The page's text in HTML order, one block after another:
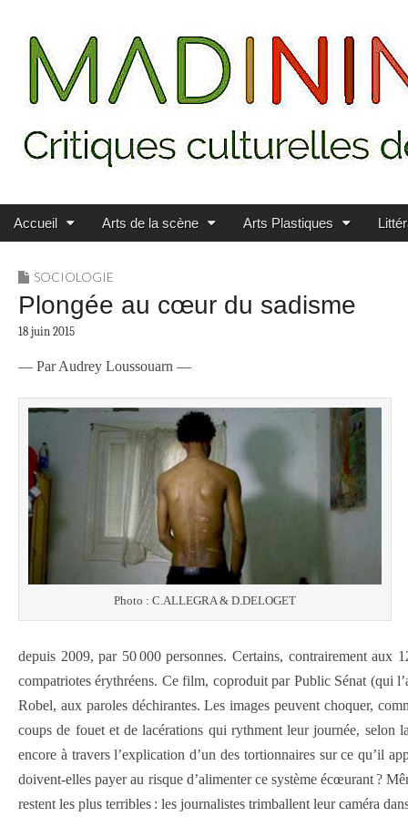
MADININ'ART
Main menu
Skip to content
Accueil Arts de la scène Arts Plastiques
SOCIOLOGIE
Plongée au cœur du sadisme
18 juin 2015
— Par Audrey Loussouarn —
Photo : C.ALLEGRA & D.DELOGET
depuis 2009, par 50 000 personnes. Certains, contrairement aux
compatriotes érythréens. Ce film, coproduit par Public Sénat (qui
Robel, aux paroles déchirantes. Les images peuvent choquer,
coups de fouet et de lacérations qui rythment leur journée, selon
encore à travers l’explication d’un des tortionnaires sur ce qu’il
doivent-elles payer au risque d’alimenter ce système écœurant ?
restent les plus terribles : les journalistes trimballent leur caméra